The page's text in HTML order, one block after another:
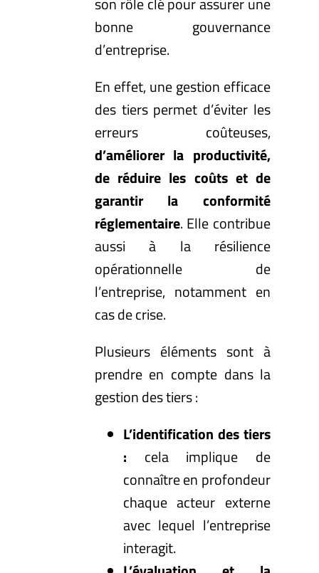
bonne gouvernance
d’entreprise.
En effet, une gestion efficace
des tiers permet d’éviter les
erreurs coûteuses,
d’améliorer la productivité,
de réduire les coûts et de
garantir la conformité
réglementaire. Elle contribue
aussi à la résilience
opérationnelle de
l’entreprise, notamment en
cas de crise.
Plusieurs éléments sont à
prendre en compte dans la
gestion des tiers :
L’identification des tiers
: cela implique de
connaître en profondeur
chaque acteur externe
avec lequel l’entreprise
interagit.